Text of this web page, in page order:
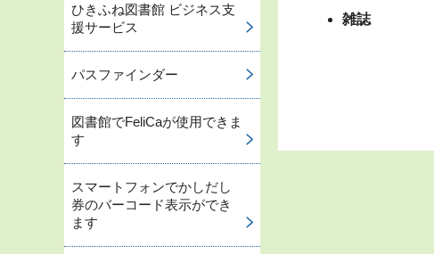
雑誌
ひきふね図書館 ビジネス支
援サービス
パスファインダー
図書館でFeliCaが使用できま
す
スマートフォンでかしだし
券のバーコード表示ができ
ます